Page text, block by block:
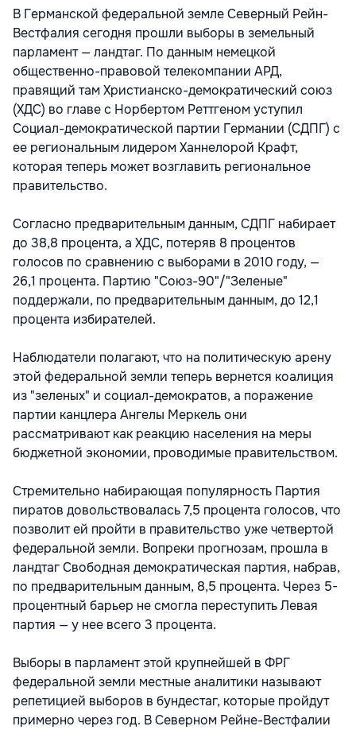
В Германской федеральной земле Северный Рейн-
Вестфалия сегодня прошли выборы в земельный
парламент — ландтаг. По данным немецкой
общественно-правовой телекомпании АРД,
правящий там Христианско-демократический союз
(ХДС) во главе с Норбертом Реттгеном уступил
Социал-демократической партии Германии (СДПГ) с
ее региональным лидером Ханнелорой Крафт,
которая теперь может возглавить региональное
правительство.
Согласно предварительным данным, СДПГ набирает
до 38,8 процента, а ХДС, потеряв 8 процентов
голосов по сравнению с выборами в 2010 году, —
26,1 процента. Партию "Союз-90"/"Зеленые"
поддержали, по предварительным данным, до 12,1
процента избирателей.
Наблюдатели полагают, что на политическую арену
этой федеральной земли теперь вернется коалиция
из "зеленых" и социал-демократов, а поражение
партии канцлера Ангелы Меркель они
рассматривают как реакцию населения на меры
бюджетной экономии, проводимые правительством.
Стремительно набирающая популярность Партия
пиратов довольствовалась 7,5 процента голосов, что
позволит ей пройти в правительство уже четвертой
федеральной земли. Вопреки прогнозам, прошла в
ландтаг Свободная демократическая партия, набрав,
по предварительным данным, 8,5 процента. Через 5-
процентный барьер не смогла переступить Левая
партия — у нее всего 3 процента.
Выборы в парламент этой крупнейшей в ФРГ
федеральной земли местные аналитики называют
репетицией выборов в бундестаг, которые пройдут
примерно через год. В Северном Рейне-Вестфалии